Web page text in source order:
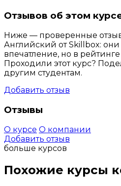
Отзывов об этом
Ниже — проверенные
Английский от Skillbox: они
впечатление, но в
Проходили этот курс?
другим студентам.
Добавить отзыв
Отзывы
О курсе О компании
Добавить отзыв
больше курсов
Похожие курсы